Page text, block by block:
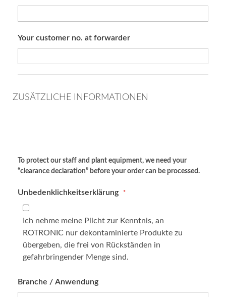
Your customer no. at forwarder
ZUSÄTZLICHE INFORMATIONEN
To protect our staff and plant equipment, we need your
“clearance declaration” before your order can be processed.
Unbedenklichkeitserklärung
Ich nehme meine Plicht zur Kenntnis, an
ROTRONIC nur dekontaminierte Produkte zu
übergeben, die frei von Rückständen in
gefahrbringender Menge sind.
Branche / Anwendung